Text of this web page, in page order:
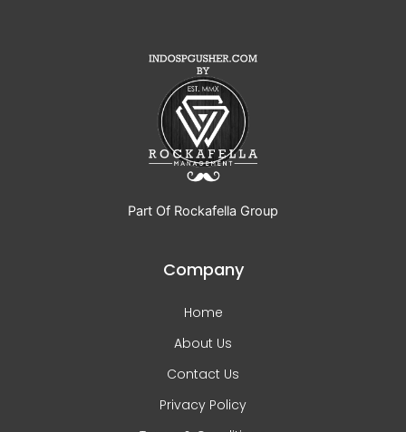
Part Of Rockafella Group
Company
Home
About Us
Contact Us
Privacy Policy